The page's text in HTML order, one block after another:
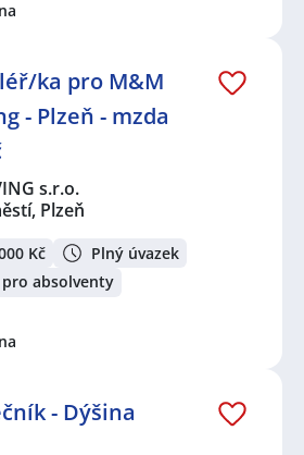
ka pro M&M
- Plzeň - mzda
s.r.o.
Plzeň
Kč
Plný úvazek
absolventy
- Dýšina